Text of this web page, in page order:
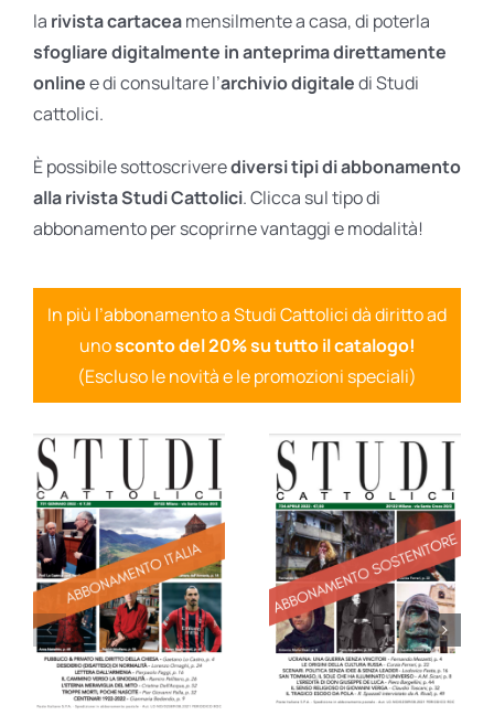
Ares Digital
Ares Gift Card
la rivista cartaceamensilmente a casa, di poterla
sfogliare digitalmente in anteprima direttamente
onlinee di consultare l’archivio digitaledi Studi
cattolici.
È possibile sottoscriverediversi tipi di abbonamento
alla rivista Studi Cattolici. Clicca sul tipo di
abbonamento per scoprirne vantaggi e modalità!
In più l’abbonamento a Studi Cattolici dà diritto ad
unosconto del 20% su tutto il catalogo!
(Escluso le novità e le promozioni speciali)